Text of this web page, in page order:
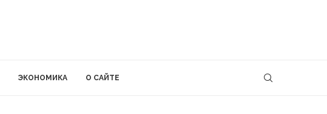
ЭКОНОМИКА О САЙТЕ